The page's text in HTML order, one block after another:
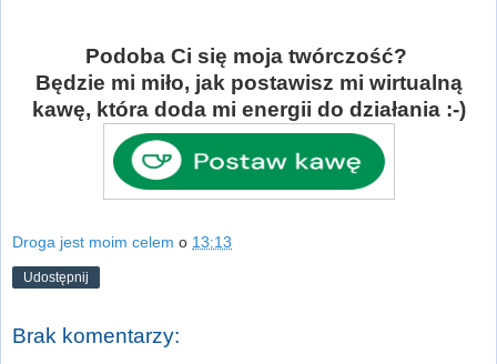
Podoba Ci się moja twórczość?
Będzie mi miło, jak postawisz mi wirtualną
kawę, która doda mi energii do działania :-)
Droga jest moim celem o 13:13
Udostępnij
Brak komentarzy: